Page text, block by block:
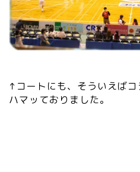
↑コートにも、そういえばコ
ハマッておりました。